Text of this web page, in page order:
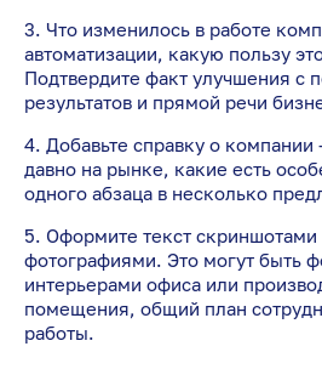
3. Что изменилось в работе
автоматизации, какую пользу
Подтвердите факт улучшения
результатов и прямой речи
4. Добавьте справку о компании
давно на рынке, какие есть
одного абзаца в несколько
5. Оформите текст
фотографиями. Это могут быть
интерьерами офиса или
помещения, общий план
работы.